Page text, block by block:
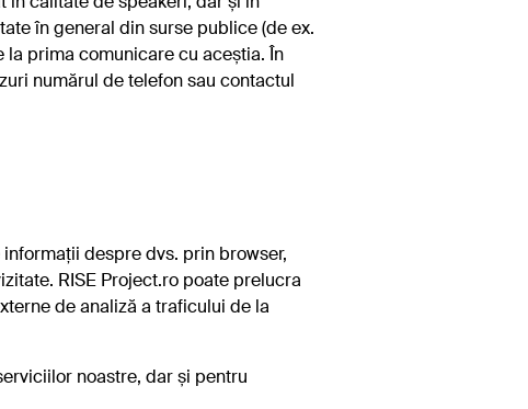
în general din surse publice (de ex.
prima comunicare cu aceștia. În
numărul de telefon sau contactul
despre dvs. prin browser,
RISE Project.ro poate prelucra
de analiză a traficului de la
noastre, dar și pentru